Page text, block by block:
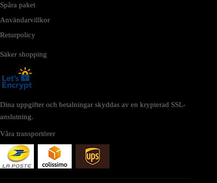
Spåra paket
Användarvillkor
Returpolicy
Säker shopping
Dina uppgifter och betalningar skyddas av en krypterad SSL-
anslutning.
Våra transportörer